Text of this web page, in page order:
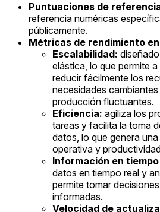
Puntuaciones de
referencia numéricas
públicamente.
Métricas de rendimiento
Escalabilidad:
elástica, lo que permite
reducir fácilmente los
necesidades
producción fluctuantes.
Eficiencia: agiliza los
tareas y facilita la toma
datos, lo que genera
operativa y
Información en
datos en tiempo real y
permite tomar
informadas.
Velocidad de